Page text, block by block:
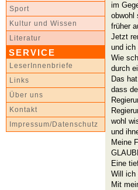
Sport
Kultur und Wissen
Literatur
SERVICE
LeserInnenbriefe
Links
Über uns
Kontakt
Impressum/Datenschutz
im
obwohl
früher
Jetzt
und ich
Wie
durch
Das
dass
wohl
und
Meine
Eine
Will ich
Mit